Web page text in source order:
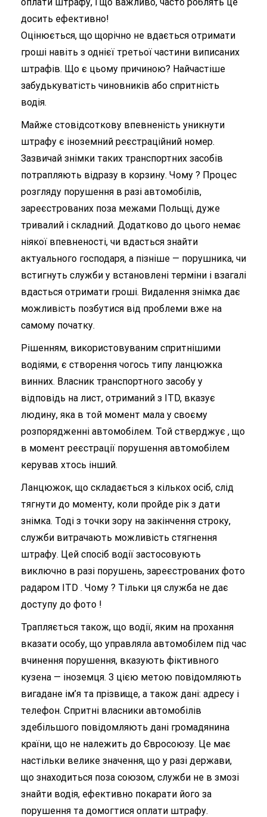
досить ефективно!
Оцінюється, що щорічно не вдається отримати
гроші навіть з однієї третьої частини виписаних
штрафів. Що є цьому причиною? Найчастіше
забудькуватість чиновників або спритність
водія.
Майже стовідсоткову впевненість уникнути
штрафу є іноземний реєстраційний номер.
Зазвичай знімки таких транспортних засобів
потрапляють відразу в корзину. Чому ? Процес
розгляду порушення в разі автомобілів,
зареєстрованих поза межами Польщі, дуже
тривалий і складний. Додатково до цього немає
ніякої впевненості, чи вдасться знайти
актуального господаря, а пізніше — порушника, чи
встигнуть служби у встановлені терміни і взагалі
вдасться отримати гроші. Видалення знімка дає
можливість позбутися від проблеми вже на
самому початку.
Рішенням, використовуваним спритнішими
водіями, є створення чогось типу ланцюжка
винних. Власник транспортного засобу у
відповідь на лист, отриманий з ITD, вказує
людину, яка в той момент мала у своєму
розпорядженні автомобілем. Той стверджує , що
в момент реєстрації порушення автомобілем
керував хтось інший.
Ланцюжок, що складається з кількох осіб, слід
тягнути до моменту, коли пройде рік з дати
знімка. Тоді з точки зору на закінчення строку,
служби витрачають можливість стягнення
штрафу. Цей спосіб водії застосовують
виключно в разі порушень, зареєстрованих фото
радаром ITD . Чому ? Тільки ця служба не дає
доступу до фото !
Трапляється також, що водії, яким на прохання
вказати особу, що управляла автомобілем під час
вчинення порушення, вказують фіктивного
кузена — іноземця. З цією метою повідомляють
вигадане ім’я та прізвище, а також дані: адресу і
телефон. Спритні власники автомобілів
здебільшого повідомляють дані громадянина
країни, що не належить до Євросоюзу. Це має
настільки велике значення, що у разі держави,
що знаходиться поза союзом, служби не в змозі
знайти водія, ефективно покарати його за
порушення та домогтися оплати штрафу.